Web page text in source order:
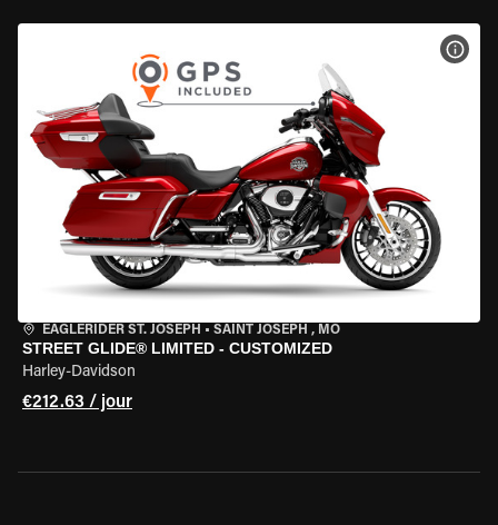
EAGLERIDER ST. JOSEPH • SAINT JOSEPH , MO
STREET GLIDE® LIMITED - CUSTOMIZED
Harley-Davidson
€212.63 / jour